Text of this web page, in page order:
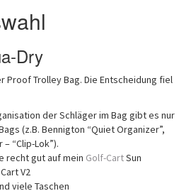
Dry
Proof Trolley Bag. Die Entscheidung fiel
der Schläger im Bag gibt es nur
(z.B. Bennigton “Quiet Organizer”,
“Clip-Lok”).
recht gut auf mein Golf-CartSun
V2
viele Taschen